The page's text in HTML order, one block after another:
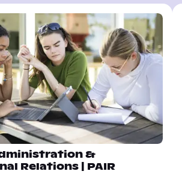
&
Relations | PAIR